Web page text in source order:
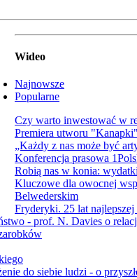
Wideo
Najnowsze
Popularne
Czy warto inwestować w
Premiera utworu
„Każdy z nas może być
Konferencja prasowa
Robią nas w konia:
Kluczowe dla owocnej
Belwederskim
Fryderyki. 25 lat
- prof. N. Davies o
do siebie ludzi - o